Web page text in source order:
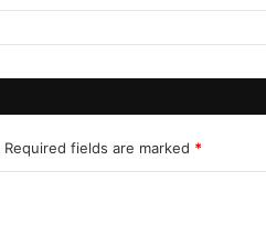
Required fields are marked *